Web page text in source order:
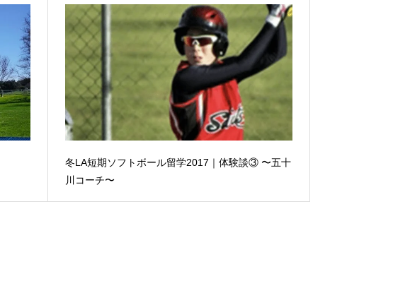
冬LA短期ソフトボール留学2017｜体験談③ 〜五十
川コーチ〜